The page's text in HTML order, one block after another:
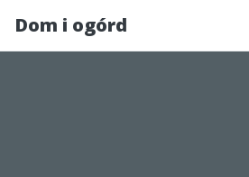
Dom i ogórd